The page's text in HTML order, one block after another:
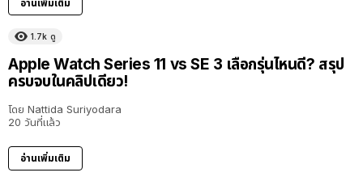
อ่านเพิ่มเติม
1.7k ดู
Apple Watch Series 11 vs SE 3 เลือกรุ่นไหนดี? สรุป
ครบจบในคลิปเดียว!
โดย Nattida Suriyodara
20 วันที่แล้ว
อ่านเพิ่มเติม